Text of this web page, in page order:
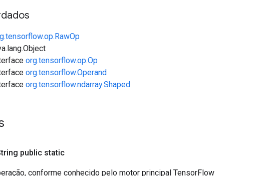
org.tensorflow.op.Op
org.tensorflow.Operand
org.tensorflow.ndarray.Shaped
public static
conforme conhecido pelo motor principal TensorFlow